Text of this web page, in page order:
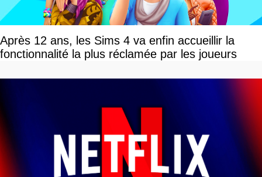
Après 12 ans, les Sims 4 va enfin accueillir la
fonctionnalité la plus réclamée par les joueurs